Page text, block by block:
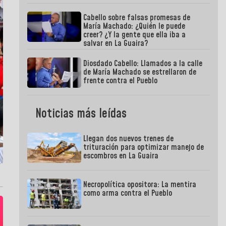
Cabello sobre falsas promesas de
María Machado: ¿Quién le puede
creer? ¿Y la gente que ella iba a
salvar en La Guaira?
Diosdado Cabello: Llamados a la calle
de María Machado se estrellaron de
frente contra el Pueblo
Noticias más leídas
Llegan dos nuevos trenes de
trituración para optimizar manejo de
escombros en La Guaira
Necropolítica opositora: La mentira
como arma contra el Pueblo